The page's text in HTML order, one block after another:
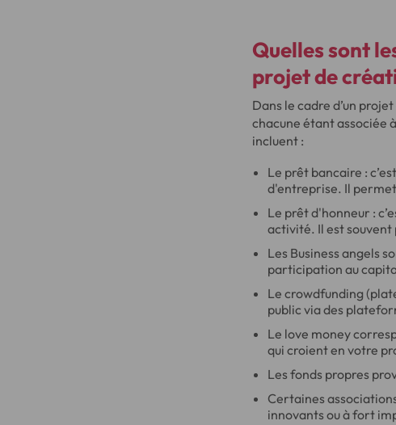
Quelles sont
projet de
Dans le cadre d’un
chacune étant associée
incluent :
Le prêt bancaire :
d'entreprise. Il
Le prêt d'honneur :
activité. Il est souvent
Les Business angels
participation au
Le crowdfunding
public via des
Le love money
qui croient en votre
Les fonds propres
Certaines
innovants ou à fort